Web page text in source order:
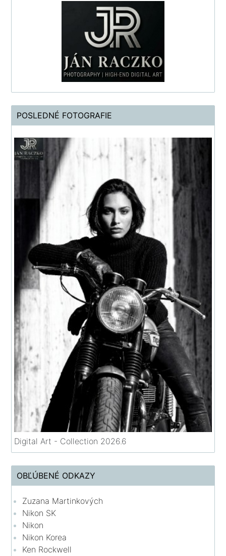
POSLEDNÉ FOTOGRAFIE
Digital Art - Collection 2026.6
OBĽÚBENÉ ODKAZY
Zuzana Martinkových
Nikon SK
Nikon
Nikon Korea
Ken Rockwell